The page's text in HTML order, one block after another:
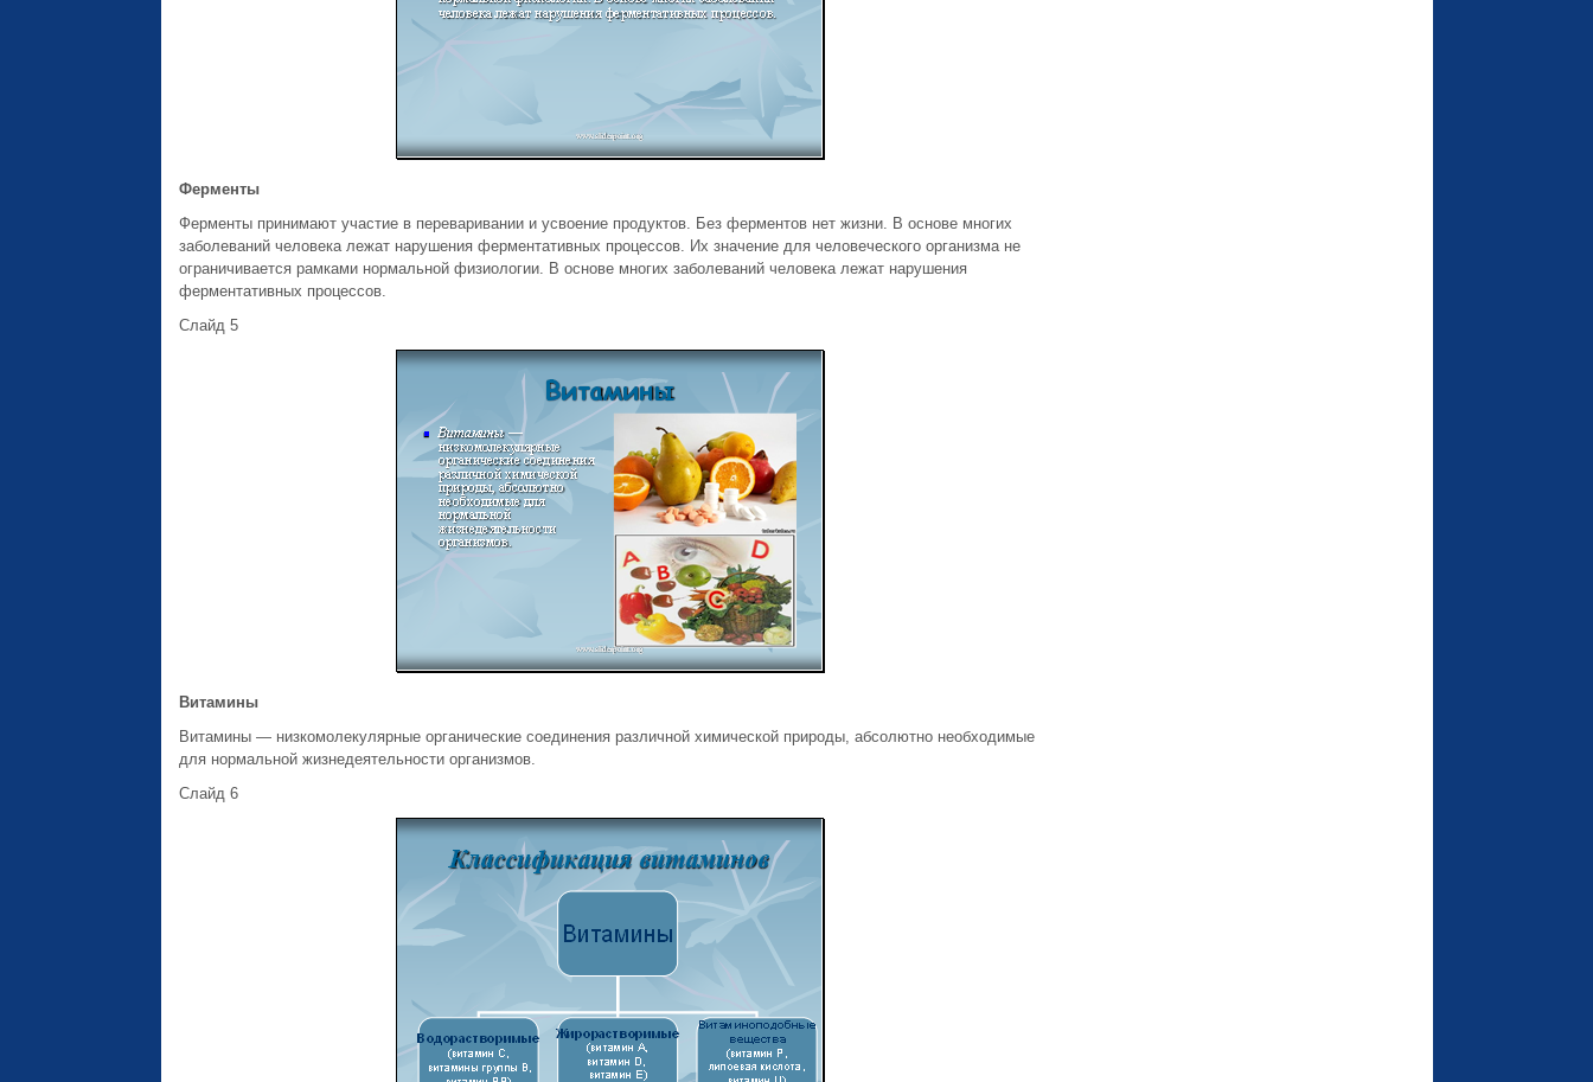
Ферменты
Ферменты принимают участие в переваривании и усвоение продуктов. Без ферментов нет жизни. В основе многих
заболеваний человека лежат нарушения ферментативных процессов. Их значение для человеческого организма не
ограничивается рамками нормальной физиологии. В основе многих заболеваний человека лежат нарушения
ферментативных процессов.
Слайд 5
Витамины
Витамины — низкомолекулярные органические соединения различной химической природы, абсолютно необходимые
для нормальной жизнедеятельности организмов.
Слайд 6